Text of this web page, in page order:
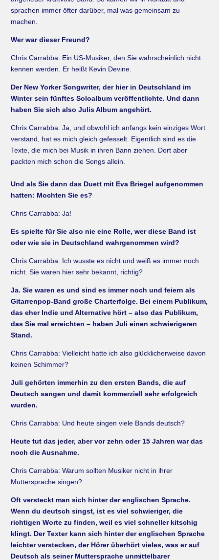
sprachen immer öfter darüber, mal was gemeinsam zu
machen.
Wer war dieser Freund?
Chris Carrabba: Ein US-Musiker, den Sie wahrscheinlich nicht
kennen werden. Er heißt Kevin Devine.
Der New Yorker Songwriter, der hier in Deutschland im
Winter sein fünftes Soloalbum veröffentlichte. Und dann
haben Sie sich also Julis Album angehört.
Chris Carrabba: Ja, und obwohl ich anfangs kein einziges Wort
verstand, hat es mich gleich gefesselt. Eigentlich sind es die
Texte, die mich bei Musik in ihren Bann ziehen. Dort aber
packten mich schon die Songs allein.
Und als Sie dann das Duett mit Eva Briegel aufgenommen
hatten: Mochten Sie es?
Chris Carrabba: Ja!
Es spielte für Sie also nie eine Rolle, wer diese Band ist
oder wie sie in Deutschland wahrgenommen wird?
Chris Carrabba: Ich wusste es nicht und weiß es immer noch
nicht. Sie waren hier sehr bekannt, richtig?
Ja. Sie waren es und sind es immer noch und feiern als
Gitarrenpop-Band große Charterfolge. Bei einem Publikum,
das eher Indie und Alternative hört – also das Publikum,
das Sie mal erreichten – haben Juli einen schwierigeren
Stand.
Chris Carrabba: Vielleicht hatte ich also glücklicherweise davon
keinen Schimmer?
Juli gehörten immerhin zu den ersten Bands, die auf
Deutsch sangen und damit kommerziell sehr erfolgreich
wurden.
Chris Carrabba: Und heute singen viele Bands deutsch?
Heute tut das jeder, aber vor zehn oder 15 Jahren war das
noch die Ausnahme.
Chris Carrabba: Warum sollten Musiker nicht in ihrer
Muttersprache singen?
Oft versteckt man sich hinter der englischen Sprache.
Wenn du deutsch singst, ist es viel schwieriger, die
richtigen Worte zu finden, weil es viel schneller kitschig
klingt. Der Texter kann sich hinter der englischen Sprache
leichter verstecken, der Hörer überhört vieles, was er auf
Deutsch als seiner Muttersprache unmittelbarer